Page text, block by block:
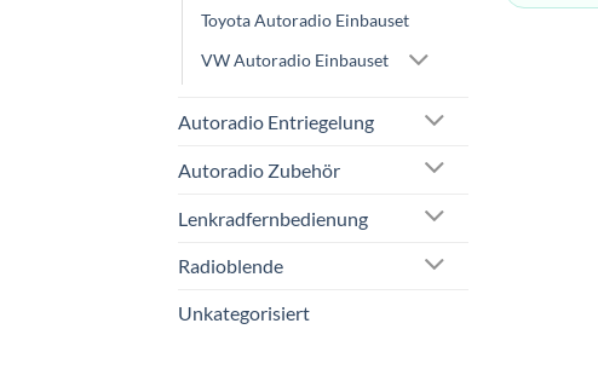
Toyota Autoradio Einbauset
VW Autoradio Einbauset
Autoradio Entriegelung
Autoradio Zubehör
Lenkradfernbedienung
Radioblende
Unkategorisiert